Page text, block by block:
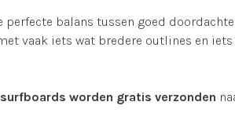
perfecte balans tussen goed
vaak iets wat bredere outlines en
worden gratis verzonden